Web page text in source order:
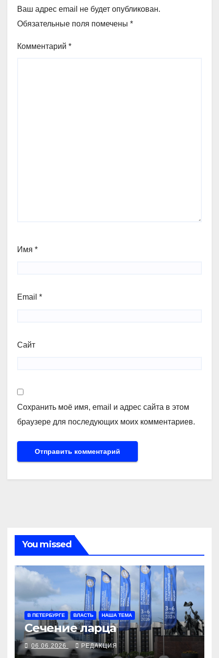
Ваш адрес email не будет опубликован.
Обязательные поля помечены *
Комментарий *
Имя *
Email *
Сайт
Сохранить моё имя, email и адрес сайта в этом
браузере для последующих моих комментариев.
You missed
В ПЕТЕРБУРГЕ ВЛАСТЬ НАША ТЕМА
Сечение ларца
06.06.2026 РЕДАКЦИЯ